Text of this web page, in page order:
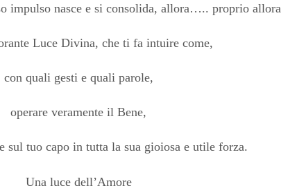
impulso nasce e si consolida, allora….. proprio allora
Luce Divina, che ti fa intuire come,
con quali gesti e quali parole,
operare veramente il Bene,
sul tuo capo in tutta la sua gioiosa e utile forza.
Una luce dell’Amore